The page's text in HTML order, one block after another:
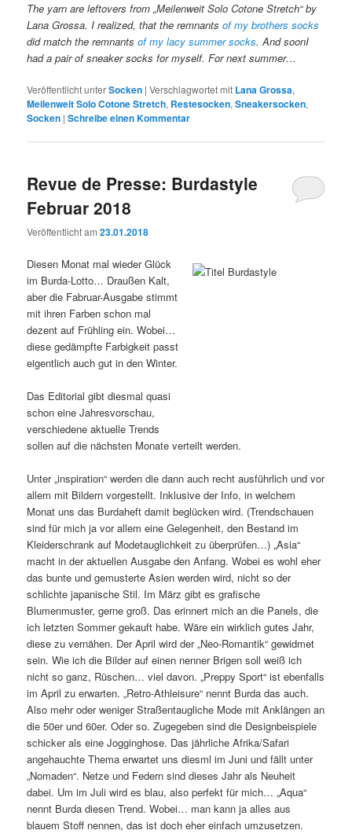
The yarn are leftovers from „Meilenweit Solo Cotone Stretch“ by
Lana Grossa. I realized, that the remnantsof my brothers socks
did match the remnantsof my lacy summer socks. And soonI
had a pair of sneaker socks for myself. For next summer…
Veröffentlicht unterSocken |Verschlagwortet mit Lana Grossa,
Meilenweit Solo Cotone Stretch, Restesocken,Sneakersocken,
Socken |Schreibe einen Kommentar
Revue de Presse: Burdastyle
Februar 2018
Veröffentlicht am23.01.2018
Diesen Monat mal wieder Glück
im Burda-Lotto… Draußen Kalt,
aber die Fabruar-Ausgabe stimmt
mit ihren Farben schon mal
dezent auf Frühling ein. Wobei…
diese gedämpfte Farbigkeit passt
eigentlich auch gut in den Winter.
Das Editorial gibt diesmal quasi
schon eine Jahresvorschau,
verschiedene aktuelle Trends
sollen auf die nächsten Monate verteilt werden.
Unter „inspiration“ werden die dann auch recht ausführlich und vor
allem mit Bildern vorgestellt. Inklusive der Info, in welchem
Monat uns das Burdaheft damit beglücken wird. (Trendschauen
sind für mich ja vor allem eine Gelegenheit, den Bestand im
Kleiderschrank auf Modetauglichkeit zu überprüfen…) „Asia“
macht in der aktuellen Ausgabe den Anfang. Wobei es wohl eher
das bunte und gemusterte Asien werden wird, nicht so der
schlichte japanische Stil. Im März gibt es grafische
Blumenmuster, gerne groß. Das erinnert mich an die Panels, die
ich letzten Sommer gekauft habe. Wäre ein wirklich gutes Jahr,
diese zu vernähen. Der April wird der „Neo-Romantik“ gewidmet
sein. Wie ich die Bilder auf einen nenner Brigen soll weiß ich
nicht so ganz, Rüschen… viel davon. „Preppy Sport“ ist ebenfalls
im April zu erwarten. „Retro-Athleisure“ nennt Burda das auch.
Also mehr oder weniger Straßentaugliche Mode mit Anklängen an
die 50er und 60er. Oder so. Zugegeben sind die Designbeispiele
schicker als eine Jogginghose. Das jährliche Afrika/Safari
angehauchte Thema erwartet uns diesml im Juni und fällt unter
„Nomaden“. Netze und Federn sind dieses Jahr als Neuheit
dabei. Um im Juli wird es blau, also perfekt für mich… „Aqua“
nennt Burda diesen Trend. Wobei… man kann ja alles aus
blauem Stoff nennen, das ist doch eher einfach umzusetzen.